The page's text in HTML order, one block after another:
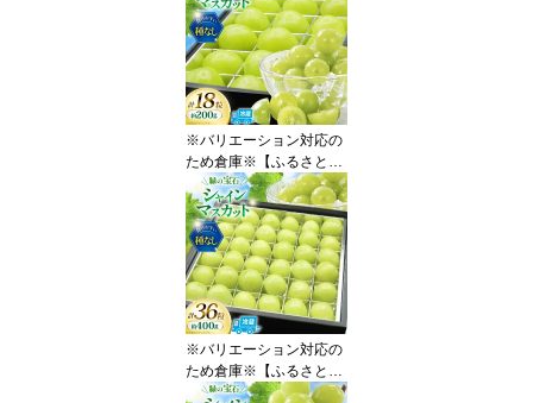
約 贈答用 1房 600g 以上
[REGALO 山梨県 韮崎市
20745495] シャイン マ
スカット ブドウ ぶどう
葡萄 フルーツ 果物 くだ
もの 旬 山梨 ギフト 贈り
物
※バリエーション対応の
ため倉庫※【ふるさと納
税】 【2026年発送】 シ
ャインマスカット 先行予
約 ひと口 BOX 18粒入り
約 200g [REGALO 山梨
県 韮崎市 20745496] シ
ャイン マスカット ブド
ウ ぶどう 葡萄 フルーツ
果物 くだもの 旬 山梨 ギ
フト
※バリエーション対応の
ため倉庫※【ふるさと納
税】 【2026年発送】 シ